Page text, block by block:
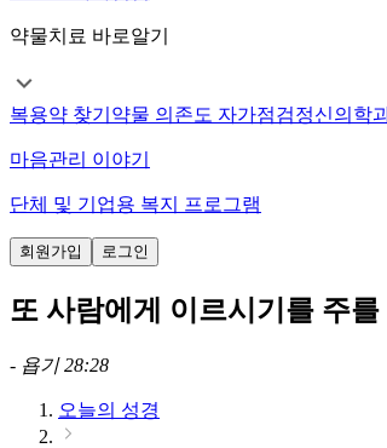
약물치료 바로알기
복용약 찾기 약물 의존도 자가점검정신의학
마음관리 이야기
단체 및 기업용 복지 프로그램
회원가입 로그인
또 사람에게 이르시기를 주
- 욥기 28:28
오늘의 성경